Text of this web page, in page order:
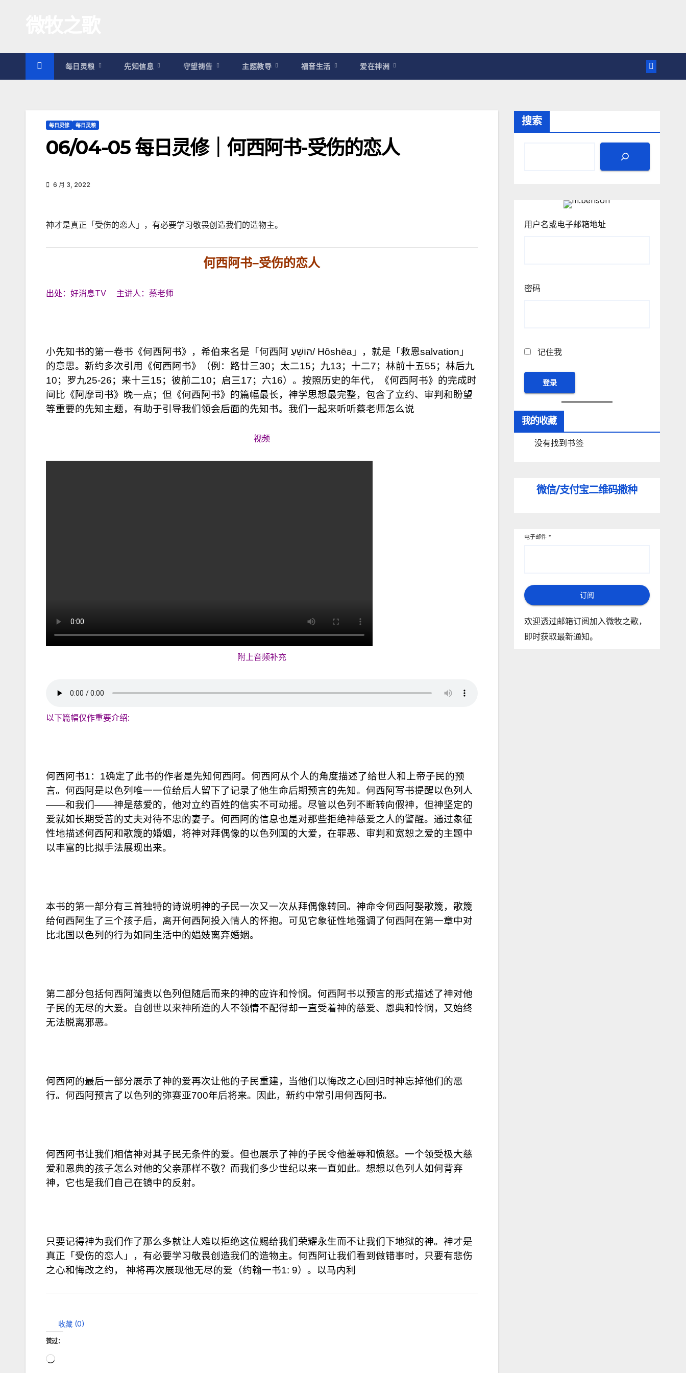
容
每日灵粮 先知信息 守望祷告 主题教导 福音生活 爱在神洲
每日灵修 每日灵粮
06/04-05 每日灵修｜何西阿书-受伤的恋人
6 月 3, 2022
神才是真正「受伤的恋人」，有必要学习敬畏创造我们的造物主。
何西阿书–受伤的恋人
出处：好消息TV 主讲人：蔡老师
小先知书的第一卷书《何西阿书》，希伯来名是「何西阿 הוֹשֵׁעַ/ Hôshēa」，就是「救恩salvation」
的意思。新约多次引用《何西阿书》（例：路廿三30；太二15；九13；十二7；林前十五55；林后九
10；罗九25-26；来十三15；彼前二10；启三17；六16）。按照历史的年代，《何西阿书》的完成时
间比《阿摩司书》晚一点；但《何西阿书》的篇幅最长，神学思想最完整，包含了立约、审判和盼望
等重要的先知主题，有助于引导我们领会后面的先知书。我们一起来听听蔡老师怎么说
视频
附上音频补充
以下篇幅仅作重要介绍:
何西阿书1：1确定了此书的作者是先知何西阿。何西阿从个人的角度描述了给世人和上帝子民的预
言。何西阿是以色列唯一一位给后人留下了记录了他生命后期预言的先知。何西阿写书提醒以色列人
——和我们——神是慈爱的，他对立约百姓的信实不可动摇。尽管以色列不断转向假神，但神坚定的
爱就如长期受苦的丈夫对待不忠的妻子。何西阿的信息也是对那些拒绝神慈爱之人的警醒。通过象征
性地描述何西阿和歌篾的婚姻，将神对拜偶像的以色列国的大爱，在罪恶、审判和宽恕之爱的主题中
以丰富的比拟手法展现出来。
本书的第一部分有三首独特的诗说明神的子民一次又一次从拜偶像转回。神命令何西阿娶歌篾，歌篾
给何西阿生了三个孩子后，离开何西阿投入情人的怀抱。可见它象征性地强调了何西阿在第一章中对
比北国以色列的行为如同生活中的娼妓离弃婚姻。
第二部分包括何西阿谴责以色列但随后而来的神的应许和怜悯。何西阿书以预言的形式描述了神对他
子民的无尽的大爱。自创世以来神所造的人不领情不配得却一直受着神的慈爱、恩典和怜悯，又始终
无法脱离邪恶。
何西阿的最后一部分展示了神的爱再次让他的子民重建，当他们以悔改之心回归时神忘掉他们的恶
行。何西阿预言了以色列的弥赛亚700年后将来。因此，新约中常引用何西阿书。
何西阿书让我们相信神对其子民无条件的爱。但也展示了神的子民令他羞辱和愤怒。一个领受极大慈
爱和恩典的孩子怎么对他的父亲那样不敬？而我们多少世纪以来一直如此。想想以色列人如何背弃
神，它也是我们自己在镜中的反射。
只要记得神为我们作了那么多就让人难以拒绝这位赐给我们荣耀永生而不让我们下地狱的神。神才是
真正「受伤的恋人」，有必要学习敬畏创造我们的造物主。何西阿让我们看到做错事时，只要有悲伤
之心和悔改之约， 神将再次展现他无尽的爱（约翰一书1: 9）。以马内利
收藏 (0)
赞过：
正
搜索
用户名或电子邮箱地址
密码
记住我
我的收藏
没有找到书签
微信/支付宝二维码撒种
电子邮件 *
订阅
欢迎透过邮箱订阅加入微牧之歌，
即时获取最新通知。